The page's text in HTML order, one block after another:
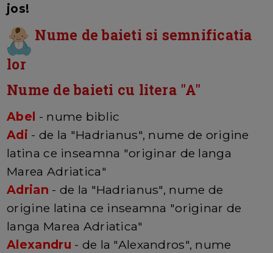
jos!
Nume de baieti si semnificatia
lor
Nume de baieti cu litera "A"
Abel - nume biblic
Adi - de la "Hadrianus", nume de origine
latina ce inseamna "originar de langa
Marea Adriatica"
Adrian - de la "Hadrianus", nume de
origine latina ce inseamna "originar de
langa Marea Adriatica"
Alexandru - de la "Alexandros", nume